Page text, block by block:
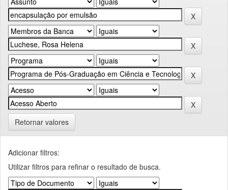
Retornar valores
Adicionar filtros:
Utilizar filtros para refinar o resultado de busca.